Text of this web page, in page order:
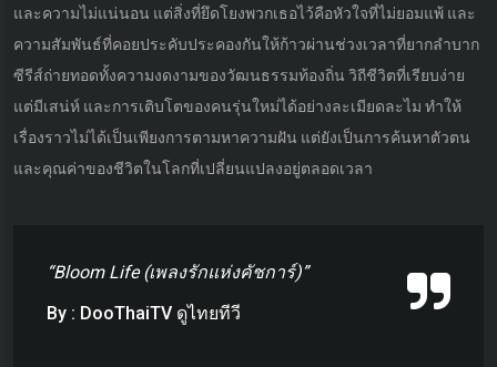
และความไม่แน่นอน แต่สิ่งที่ยึดโยงพวกเธอไว้คือหัวใจที่ไม่ยอมแพ้ และ
ความสัมพันธ์ที่คอยประคับประคองกันให้ก้าวผ่านช่วงเวลาที่ยากลำบาก
ซีรีส์ถ่ายทอดทั้งความงดงามของวัฒนธรรมท้องถิ่น วิถีชีวิตที่เรียบง่าย
แต่มีเสน่ห์ และการเติบโตของคนรุ่นใหม่ได้อย่างละเมียดละไม ทำให้
เรื่องราวไม่ได้เป็นเพียงการตามหาความฝัน แต่ยังเป็นการค้นหาตัวตน
และคุณค่าของชีวิตในโลกที่เปลี่ยนแปลงอยู่ตลอดเวลา
“Bloom Life (เพลงรักแห่งคัชการ์)”
By : DooThaiTV ดูไทยทีวี